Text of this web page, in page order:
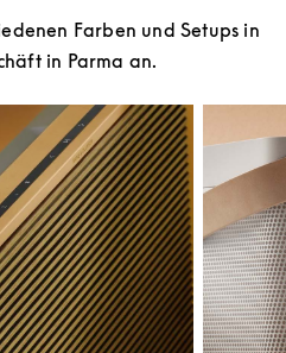
Farben und Setups in
in Parma an.